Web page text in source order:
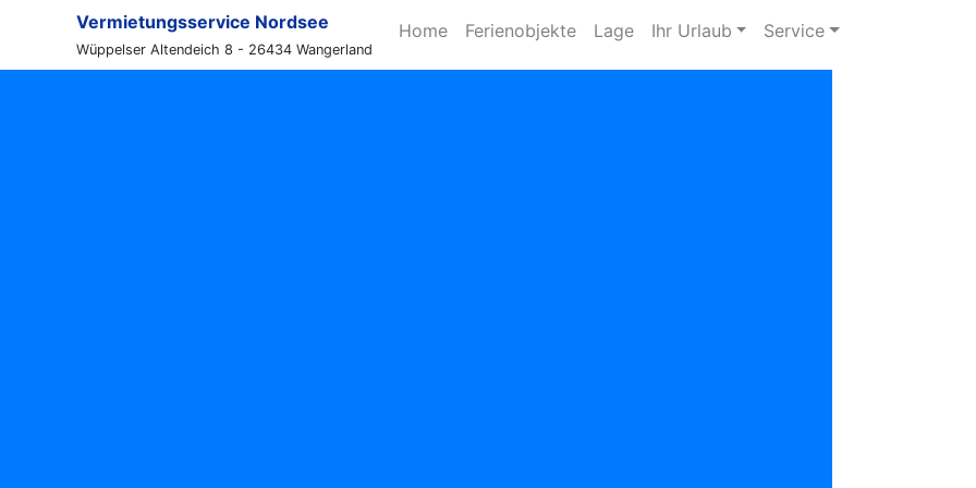
Vermietungsservice Nordsee
Wüppelser Altendeich 8 - 26434 Wangerland
Home Ferienobjekte Lage Ihr Urlaub Service